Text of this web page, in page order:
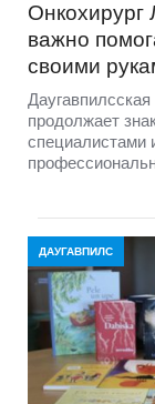
Онкохирург
важно
своими
продолжает
специалистами
ДАУГАВПИЛС